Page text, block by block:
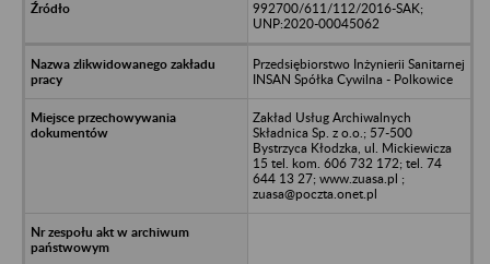
992700/611/112/2016-SAK;
UNP:2020-00045062
Przedsiębiorstwo Inżynierii Sanitarnej
INSAN Spółka Cywilna - Polkowice
Zakład Usług Archiwalnych
Składnica Sp. z o.o.; 57-500
Bystrzyca Kłodzka, ul. Mickiewicza
15 tel. kom. 606 732 172; tel. 74
644 13 27; www.zuasa.pl ;
zuasa@poczta.onet.pl